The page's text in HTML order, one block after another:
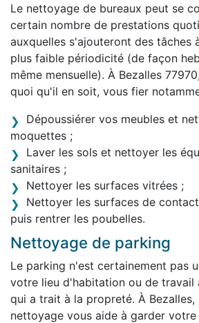
Le nettoyage de bureaux peut se
certain nombre de prestations
auxquelles s'ajouteront des tâches
plus faible périodicité (de façon
même mensuelle). À Bezalles
quoi qu'il en soit, vous fier
Dépoussiérer vos meubles et
moquettes ;
Laver les sols et nettoyer les
sanitaires ;
Nettoyer les surfaces vitrées ;
Nettoyer les surfaces de
puis rentrer les poubelles.
Nettoyage de parking
Le parking n'est certainement pas
votre lieu d'habitation ou de travail
qui a trait à la propreté. À
nettoyage vous aide à garder votre